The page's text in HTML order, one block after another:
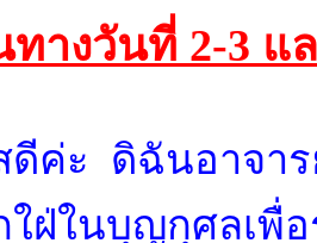
ทางวันที่ 2-3 แ
ดีค่ะ ดิฉันอาจา
ใฝ่ในบุญกุศลเพื่